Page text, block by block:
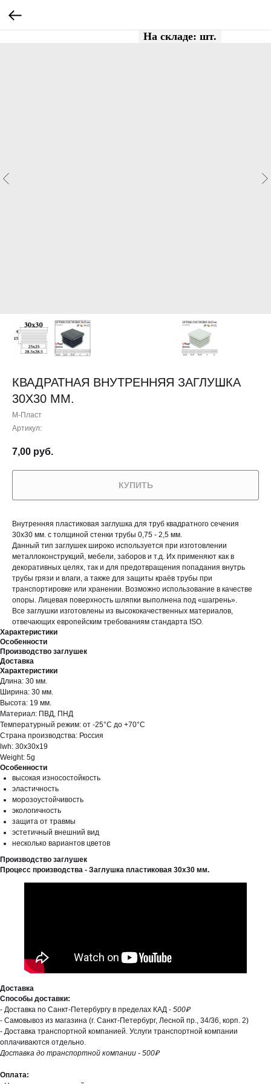
КВАДРАТНАЯ ВНУТРЕННЯЯ ЗАГЛУШКА
30X30 ММ.
М-Пласт
Артикул:
7,00 руб.
КУПИТЬ
Внутренняя пластиковая заглушка для труб квадратного сечения
30х30 мм. с толщиной стенки трубы 0,75 - 2,5 мм.
Данный тип заглушек широко используется при изготовлении
металлоконструкций, мебели, заборов и т.д. Их применяют как в
декоративных целях, так и для предотвращения попадания внутрь
трубы грязи и влаги, а также для защиты краёв трубы при
транспортировке или хранении. Возможно использование в качестве
опоры. Лицевая поверхность шляпки выполнена под «шагрень».
Все заглушки изготовлены из высококачественных материалов,
отвечающих европейским требованиям стандарта ISO.
Характеристики
Особенности
Производство заглушек
Доставка
Характеристики
Длина: 30 мм.
Ширина: 30 мм.
Высота: 19 мм.
Материал: ПВД, ПНД
Температурный режим: от -25°С до +70°С
Страна производства: Россия
lwh: 30x30x19
Weight: 5g
Особенности
высокая износостойкость
эластичность
морозоустойчивость
экологичность
защита от травмы
эстетичный внешний вид
несколько вариантов цветов
Производство заглушек
Процесс производства - Заглушка пластиковая 30х30 мм.
Доставка
Способы доставки:
- Доставка по Санкт-Петербургу в пределах КАД - 500₽
- Самовывоз из магазина (г. Санкт-Петербург, Лесной пр., 34/36, корп. 2)
- Доставка транспортной компанией. Услуги транспортной компании
оплачиваются отдельно.
Доставка до транспортной компании - 500₽
Оплата: